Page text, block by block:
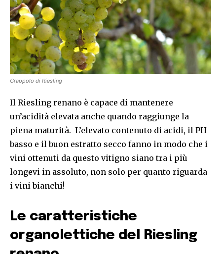
Grappolo di Riesling
Il Riesling renano è capace di mantenere
un’acidità elevata anche quando raggiunge la
piena maturità. L’elevato contenuto di acidi, il PH
basso e il buon estratto secco fanno in modo che i
vini ottenuti da questo vitigno siano tra i più
longevi in assoluto, non solo per quanto riguarda
i vini bianchi!
Le caratteristiche
organolettiche del Riesling